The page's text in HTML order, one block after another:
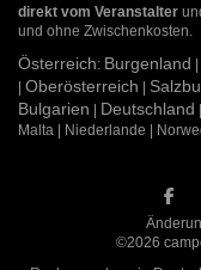
direkt vom Veranstalter
und ohne Zwischenkosten.
Österreich: Burgenland
Oberösterreich
Bulgarien
Deutschland
Malta | Niederlande |
©2026